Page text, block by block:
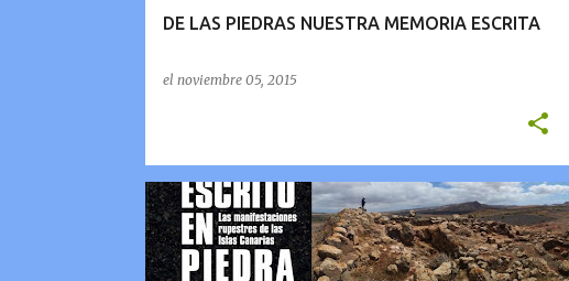
DE LAS PIEDRAS NUESTRA MEMORIA ESCRITA
el noviembre 05, 2015